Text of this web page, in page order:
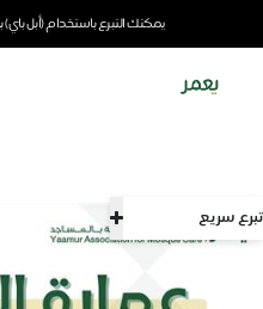
يمكنك التبرع باستخدام (أبل
تبرع سريع